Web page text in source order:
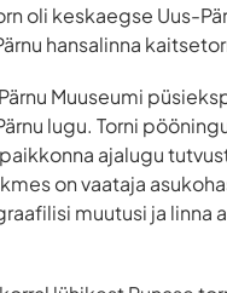
oli keskaegse Uus-
hansalinna
Muuseumi
lugu. Torni
ajalugu
on vaataja
muutusi ja linna